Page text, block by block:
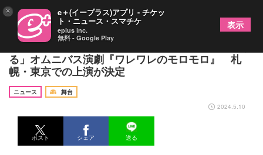
ハイバイ、「自分のエピソードを台本にして出演す
る」オムニバス演劇『ワレワレのモロモロ』 札
幌・東京での上演が決定
ニュース
舞台
2024.5.10
ポスト シェア 送る
× e＋(イープラス)アプリ - チケッ
ト・ニュース・スマチケ
eplus inc.
無料 - Google Play
表示